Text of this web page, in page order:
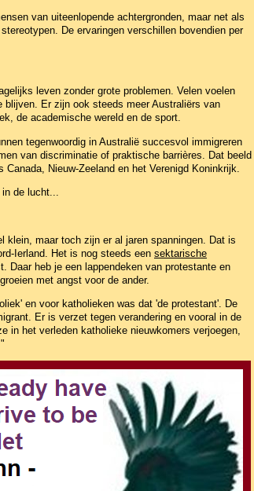
van uiteenlopende achtergronden, maar net als
De ervaringen verschillen bovendien per
leven zonder grote problemen. Velen voelen
Er zijn ook steeds meer Australiërs van
de academische wereld en de sport.
tegenwoordig in Australië succesvol immigreren
van discriminatie of praktische barrières. Dat beeld
Nieuw-Zeeland en het Verenigd Koninkrijk.
de lucht...
klein, maar toch zijn er al jaren spanningen. Dat is
Ierland. Het is nog steeds een sektarische
Daar heb je een lappendeken van protestante en
met angst voor de ander.
en voor katholieken was dat 'de protestant'. De
Er is verzet tegen verandering en vooral in de
in het verleden katholieke nieuwkomers verjoegen,